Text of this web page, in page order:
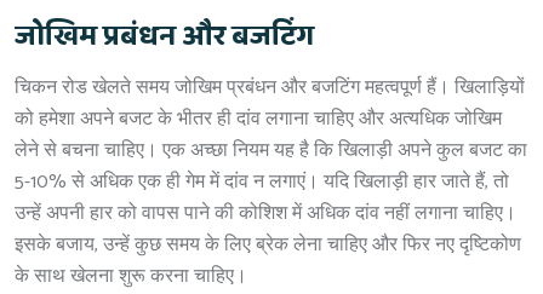
जोखिम प्रबंधन और बजटिंग
चिकन रोड खेलते समय जोखिम प्रबंधन और बजटिंग महत्वपूर्ण हैं। खिलाड़ियों
को हमेशा अपने बजट के भीतर ही दांव लगाना चाहिए और अत्यधिक जोखिम
लेने से बचना चाहिए। एक अच्छा नियम यह है कि खिलाड़ी अपने कुल बजट का
5-10% से अधिक एक ही गेम में दांव न लगाएं। यदि खिलाड़ी हार जाते हैं, तो
उन्हें अपनी हार को वापस पाने की कोशिश में अधिक दांव नहीं लगाना चाहिए।
इसके बजाय, उन्हें कुछ समय के लिए ब्रेक लेना चाहिए और फिर नए दृष्टिकोण
के साथ खेलना शुरू करना चाहिए।